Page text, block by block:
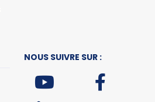
NOUS SUIVRE SUR :